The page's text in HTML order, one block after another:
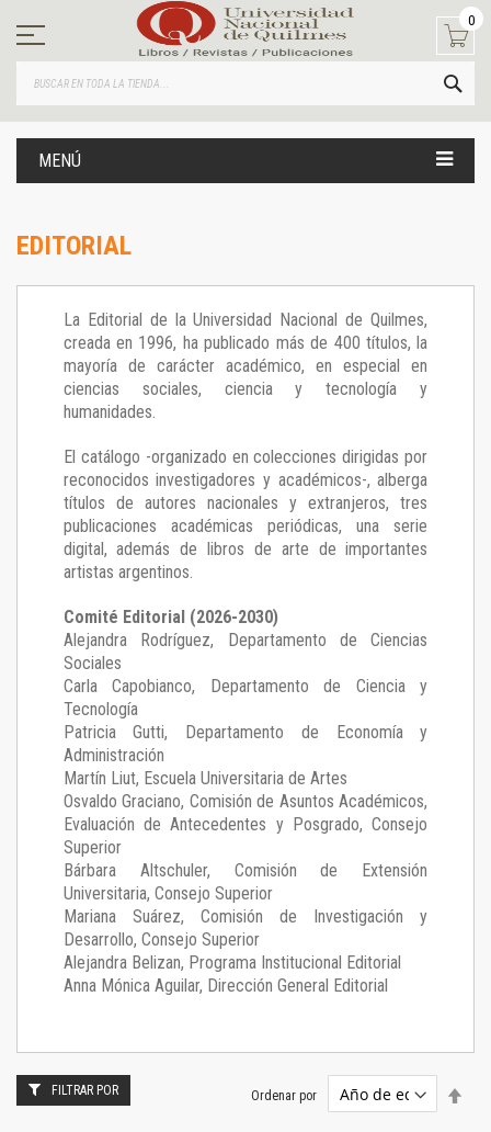
contenido
0
MENÚ
EDITORIAL
La Editorial de la Universidad Nacional de Quilmes,
creada en 1996, ha publicado más de 400 títulos, la
mayoría de carácter académico, en especial en
ciencias sociales, ciencia y tecnología y
humanidades.
El catálogo -organizado en colecciones dirigidas por
reconocidos investigadores y académicos-, alberga
títulos de autores nacionales y extranjeros, tres
publicaciones académicas periódicas, una serie
digital, además de libros de arte de importantes
artistas argentinos.
Comité Editorial (2026-2030)
Alejandra Rodríguez, Departamento de Ciencias
Sociales
Carla Capobianco, Departamento de Ciencia y
Tecnología
Patricia Gutti, Departamento de Economía y
Administración
Martín Liut, Escuela Universitaria de Artes
Osvaldo Graciano, Comisión de Asuntos Académicos,
Evaluación de Antecedentes y Posgrado, Consejo
Superior
Bárbara Altschuler, Comisión de Extensión
Universitaria, Consejo Superior
Mariana Suárez, Comisión de Investigación y
Desarrollo, Consejo Superior
Alejandra Belizan, Programa Institucional Editorial
Anna Mónica Aguilar, Dirección General Editorial
Ordenar por
FILTRAR POR